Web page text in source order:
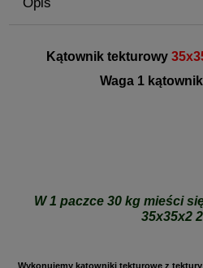
Opis
Kątownik tekturowy
Waga 1
W 1 paczce 30 kg mieści
35x35x2
Wykonujemy kątowniki tekturowe z